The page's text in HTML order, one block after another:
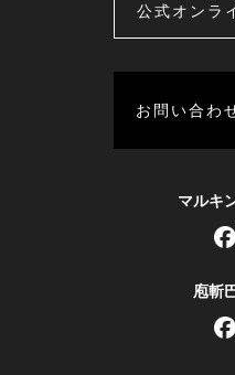
公式オンラ
お問い合わ
マルキ
庖斬